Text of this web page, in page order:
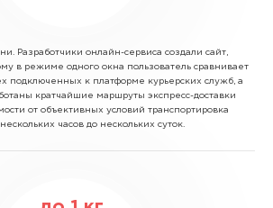
Разработчики онлайн-сервиса создали сайт,
в режиме одного окна пользователь сравнивает
подключенных к платформе курьерских служб, а
кратчайшие маршруты экспресс-доставки
от объективных условий транспортировка
часов до нескольких суток.